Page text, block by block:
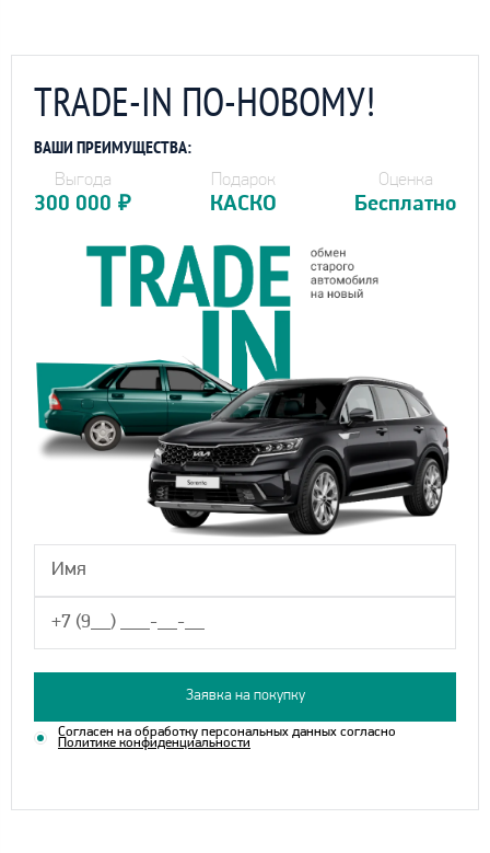
TRADE-IN ПО-НОВОМУ!
ВАШИ ПРЕИМУЩЕСТВА:
Выгода
300 000 ₽
Подарок
КАСКО
Оценка
Бесплатно
Заявка на покупку
Согласен на обработку персональных данных согласно
Политике конфиденциальности